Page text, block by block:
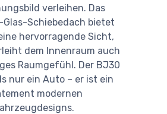
verleihen. Das
Glas-Schiebedach bietet
hervorragende Sicht,
dem Innenraum auch
Raumgefühl. Der BJ30
nur ein Auto – er ist ein
modernen